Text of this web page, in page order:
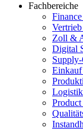
Fachbereiche
Zoll &
Digital